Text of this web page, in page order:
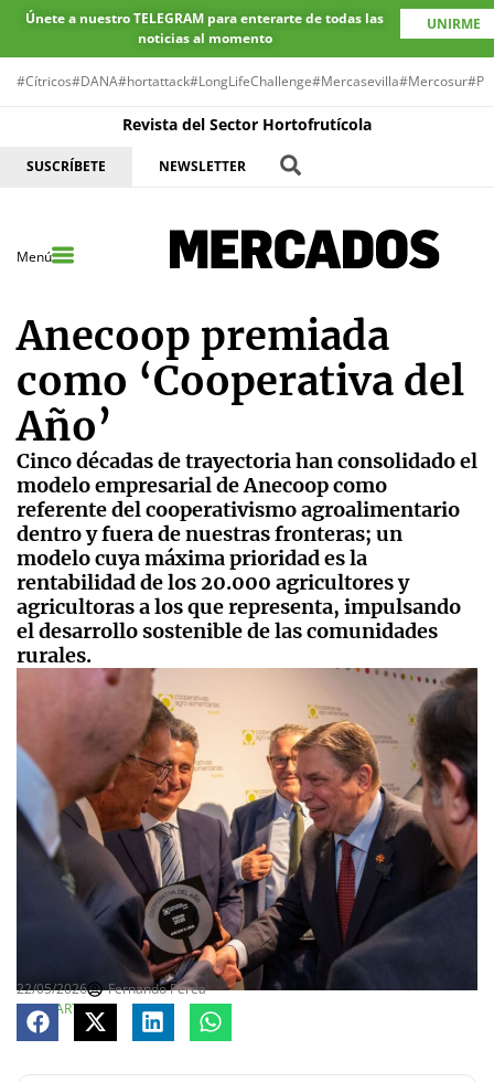
Únete a nuestro TELEGRAM para enterarte de todas las
noticias al momento
UNIRME
#Cítricos#DANA#hortattack#LongLifeChallenge#Mercasevilla#Mercosur
Revista del Sector Hortofrutícola
SUSCRÍBETE NEWSLETTER
Menú
Anecoop premiada
como ‘Cooperativa del
Año’
Cinco décadas de trayectoria han consolidado el
modelo empresarial de Anecoop como
referente del cooperativismo agroalimentario
dentro y fuera de nuestras fronteras; un
modelo cuya máxima prioridad es la
rentabilidad de los 20.000 agricultores y
agricultoras a los que representa, impulsando
el desarrollo sostenible de las comunidades
rurales.
22/05/2026
Fernando Perea
COMPARTE